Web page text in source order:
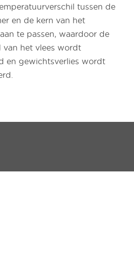
tussen de
en de kern van het
te passen, waardoor de
van het vlees wordt
en gewichtsverlies wordt